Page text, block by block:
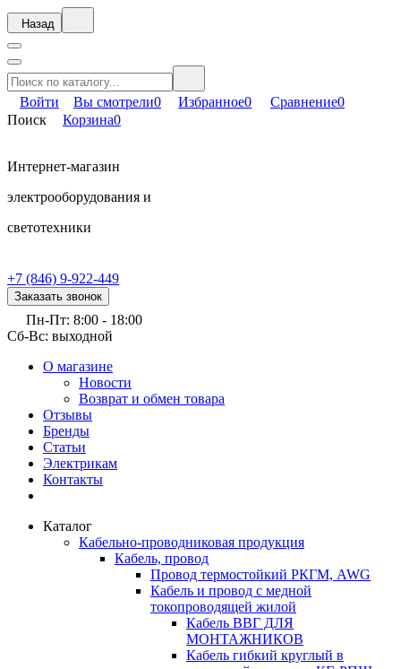
Назад
Войти Вы смотрели0 Избранное0 Сравнение0
Поиск
Корзина0
Интернет-магазин
электрооборудования и
светотехники
+7 (846) 9-922-449
Заказать звонок
Пн-Пт: 8:00 - 18:00
Сб-Вс: выходной
О магазине
Новости
Возврат и обмен товара
Отзывы
Бренды
Статьи
Электрикам
Контакты
Каталог
Кабельно-проводниковая продукция
Кабель, провод
Провод термостойкий РКГМ, AWG
Кабель и провод с медной
токопроводящей жилой
Кабель ВВГ ДЛЯ
МОНТАЖНИКОВ
Кабель гибкий круглый в